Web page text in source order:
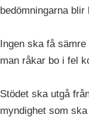
bedömningarna
Ingen ska få
man råkar bo i fel
Stödet ska utgå
myndighet som